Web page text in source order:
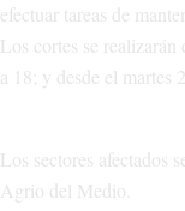
efectuar tareas de
Los cortes se
a 18; y desde el martes
Los sectores
Agrio del Medio.